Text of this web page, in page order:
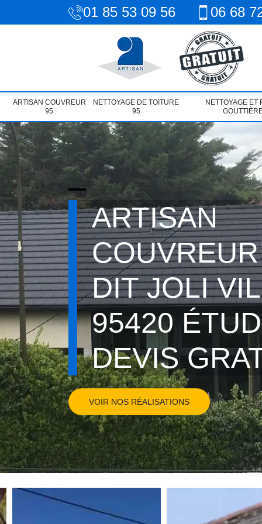
01 85 53 09 56 06 68
ARTISAN COUVREUR
95
NETTOYAGE DE TOITURE
95
NETTOYAGE ET
ARTISAN
DIT JOLI
95420
DEVIS
VOIR NOS RÉALISATIONS